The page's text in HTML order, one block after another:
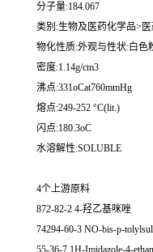
分子量:184.067
类别:生物及医药化学品>
物化性质:外观与性状:白色
密度:1.14g/cm3
沸点:331oCat760mmHg
熔点:249-252 °C(lit.)
闪点:180.3oC
水溶解性:SOLUBLE
4个上游原料
872-82-2 4-羟乙基咪唑
74294-60-3 NO-bis-p-